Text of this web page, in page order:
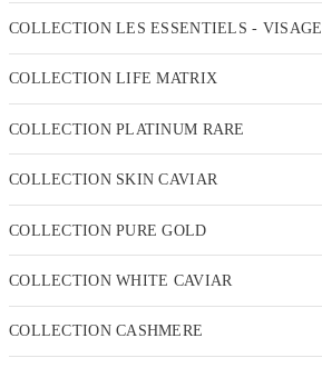
COLLECTION LES ESSENTIELS - VISAGE
COLLECTION LIFE MATRIX
COLLECTION PLATINUM RARE
COLLECTION SKIN CAVIAR
COLLECTION PURE GOLD
COLLECTION WHITE CAVIAR
COLLECTION CASHMERE